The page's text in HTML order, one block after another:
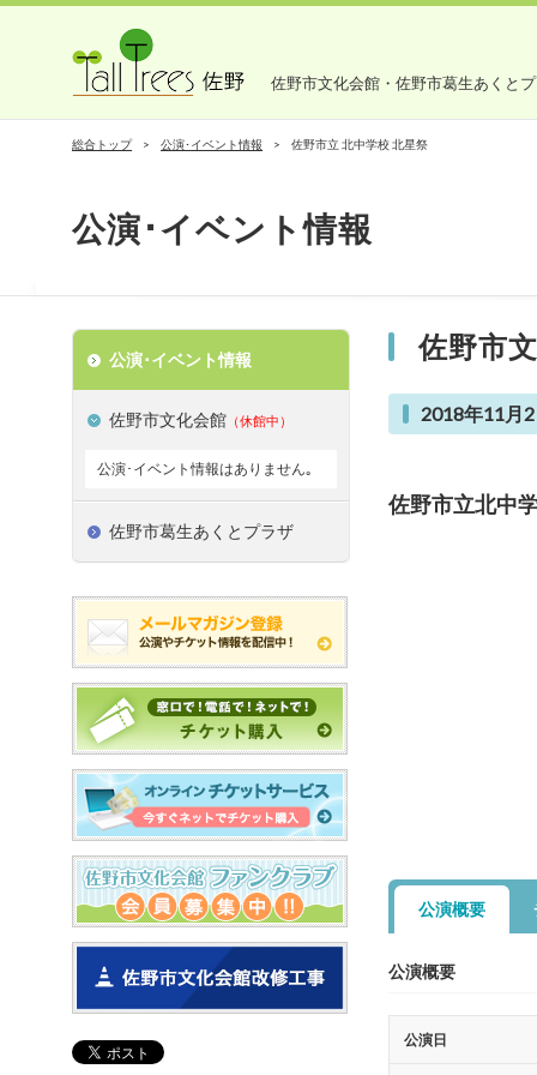
佐野市文化会館・佐野市葛生あくと
総合トップ 公演･イベント情報 佐野市立 北中学校 北星祭
公演･イベント情報
佐野市
2018年11月
佐野市立北中
公演概要
公演概要
公演日
公演･イベント情報
佐野市文化会館 （休館中）
公演･イベント情報はありません｡
佐野市葛生あくとプラザ